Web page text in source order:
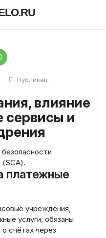
Публикации
сервисы и
(SCA).
платежные
учреждения,
услуги, обязаны
счётах через